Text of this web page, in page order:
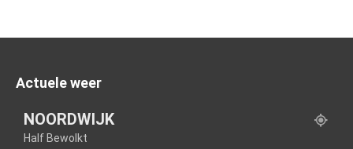
Actuele weer
NOORDWIJK
Half Bewolkt